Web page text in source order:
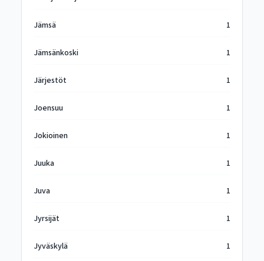
Jämsä 1
Jämsänkoski 1
Järjestöt 1
Joensuu 1
Jokioinen 1
Juuka 1
Juva 1
Jyrsijät 1
Jyväskylä 1